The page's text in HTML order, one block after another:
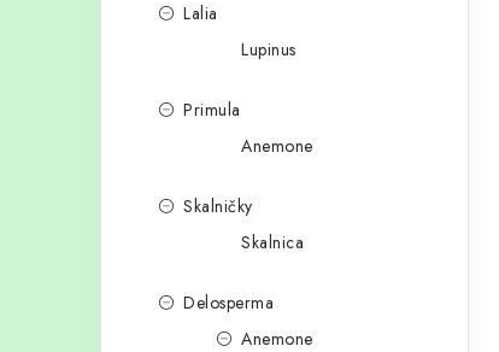
Lalia
Lupinus
Primula
Anemone
Skalničky
Skalnica
Delosperma
Anemone